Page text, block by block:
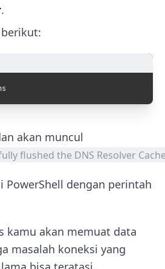
.
akan muncul
flushed the DNS Resolver
PowerShell dengan perintah
kamu akan memuat data
masalah koneksi yang